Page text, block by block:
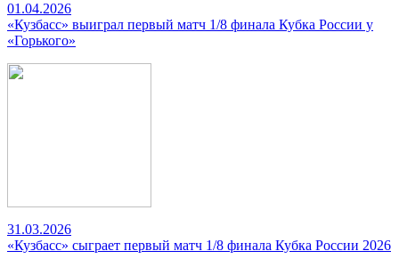
01.04.2026
«Кузбасс» выиграл первый матч 1/8 финала Кубка России у
«Горького»
31.03.2026
«Кузбасс» сыграет первый матч 1/8 финала Кубка России 2026